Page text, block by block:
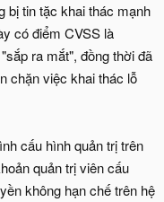
bị tin tặc khai thác mạnh
có điểm CVSS là
ra mắt", đồng thời đã
chặn việc khai thác lỗ
cấu hình quản trị trên
quản trị viên cấu
không hạn chế trên hệ